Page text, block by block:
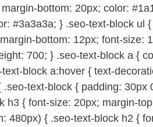
bottom: 20px; color:
#3a3a3a; } .seo-text-block ul
bottom: 12px; font-size:
700; } .seo-text-block a {
block a:hover { text-
text-block { padding: 30px
h3 { font-size: 20px; margin-
480px) { .seo-text-block h2 {